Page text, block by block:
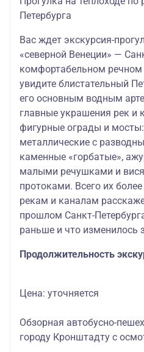
Петербурга
Вас ждет экскурсия-
«северной Венеции» —
комфортабельном
увидите блистательный
его основным водным
главные украшения рек и
фигурные ограды и мосты:
металлические с
каменные «горбатые»,
малыми речушками и
протоками. Всего их
рекам и каналам
прошлом Санкт-
раньше и что изменилось
Продолжительность
Цена: уточняется
Обзорная автобусно-
городу Кронштадту с